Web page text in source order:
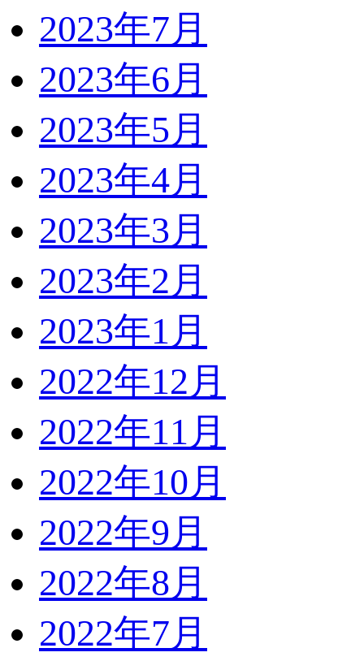
2023年7月
2023年6月
2023年5月
2023年4月
2023年3月
2023年2月
2023年1月
2022年12月
2022年11月
2022年10月
2022年9月
2022年8月
2022年7月